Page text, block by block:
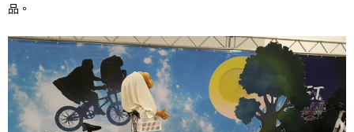
品。